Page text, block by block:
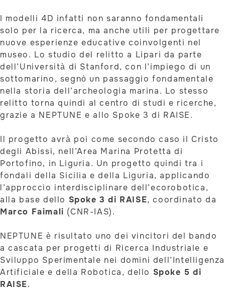
I modelli 4D infatti non saranno fondamentali
solo per la ricerca, ma anche utili per progettare
nuove esperienze educative coinvolgenti nel
museo. Lo studio del relitto a Lipari da parte
dell’Università di Stanford, con l’impiego di un
sottomarino, segnò un passaggio fondamentale
nella storia dell’archeologia marina. Lo stesso
relitto torna quindi al centro di studi e ricerche,
grazie a NEPTUNE e allo Spoke 3 di RAISE.
Il progetto avrà poi come secondo caso il Cristo
degli Abissi, nell’Area Marina Protetta di
Portofino, in Liguria. Un progetto quindi tra i
fondali della Sicilia e della Liguria, applicando
l’approccio interdisciplinare dell’ecorobotica,
alla base dello Spoke 3 di RAISE, coordinato da
Marco Faimali (CNR-IAS).
NEPTUNE è risultato uno dei vincitori del bando
a cascata per progetti di Ricerca Industriale e
Sviluppo Sperimentale nei domini dell’Intelligenza
Artificiale e della Robotica, dello Spoke 5 di
RAISE.